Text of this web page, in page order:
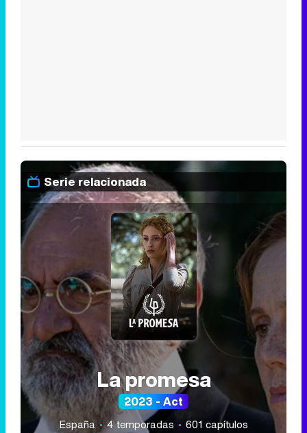
Serie relacionada
La promesa
2023 - Act
España 4 temporadas 601 capítulos